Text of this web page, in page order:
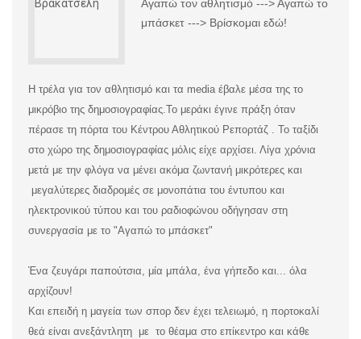
Αγαπώ τον αθλητισμό ---> Αγαπώ το
μπάσκετ ---> Βρίσκομαι εδώ!
Η τρέλα για τον αθλητισμό και τα media έβαλε μέσα της το
μικρόβιο της δημοσιογραφίας.Το μεράκι έγινε πράξη όταν
πέρασε τη πόρτα του Κέντρου Αθλητικού Ρεπορτάζ . Το ταξίδι
στο χώρο της δημοσιογραφίας μόλις είχε αρχίσει. Λίγα χρόνια
μετά με την φλόγα να μένει ακόμα ζωντανή μικρότερες και
μεγαλύτερες διαδρομές σε μονοπάτια του έντυπου και
ηλεκτρονικού τύπου και του ραδιοφώνου οδήγησαν στη
συνεργασία με το "Αγαπώ το μπάσκετ"
Ένα ζευγάρι παπούτσια, μία μπάλα, ένα γήπεδο και... όλα
αρχίζουν!
Και επειδή η μαγεία των σπορ δεν έχει τελειωμό, η πορτοκαλί
θεά είναι ανεξάντλητη με το θέαμα στο επίκεντρο και κάθε